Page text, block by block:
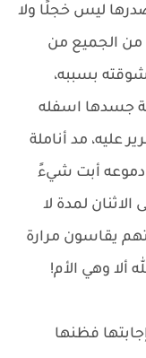
ليس خجلًا ولا
الجميع من
بسببه،
جسدها اسفله
عليه، مد أناملة
دموعه أبت شيءً
لمدة لا
يقاسون مرارة
ألا وهي الأم!
فظنها